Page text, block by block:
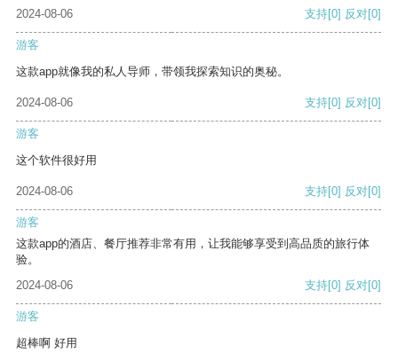
2024-08-06
支持[0] 反对[0]
游客
这款app就像我的私人导师，带领我探索知识的奥秘。
2024-08-06 支持[0] 反对[0]
游客
这个软件很好用
2024-08-06 支持[0] 反对[0]
游客
这款app的酒店、餐厅推荐非常有用，让我能够享受到高品质的旅行体
验。
2024-08-06
支持[0] 反对[0]
游客
超棒啊 好用